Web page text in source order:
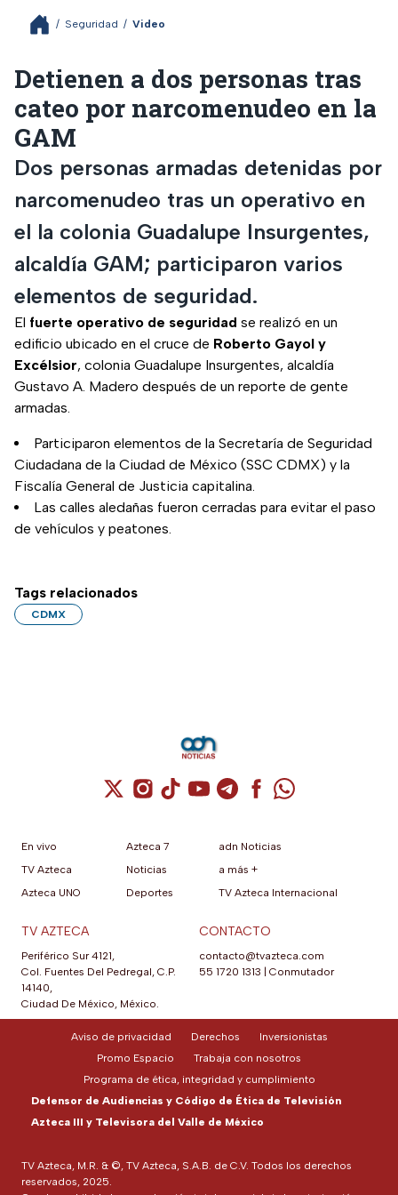
/ Seguridad / Video
Detienen a dos personas tras
cateo por narcomenudeo en la
GAM
Dos personas armadas detenidas por
narcomenudeo tras un operativo en
el la colonia Guadalupe Insurgentes,
alcaldía GAM; participaron varios
elementos de seguridad.
El fuerte operativo de seguridad se realizó en un
edificio ubicado en el cruce de Roberto Gayol y
Excélsior, colonia Guadalupe Insurgentes, alcaldía
Gustavo A. Madero después de un reporte de gente
armadas.
Participaron elementos de la Secretaría de Seguridad
Ciudadana de la Ciudad de México (SSC CDMX) y la
Fiscalía General de Justicia capitalina.
Las calles aledañas fueron cerradas para evitar el paso
de vehículos y peatones.
Tags relacionados
CDMX
Cuenta de X / Twitter (se abre en una
Cuenta de Instagram (se abre en una
Cuenta de TikTok (se abre en
Cuenta de YouTube (se abre
Cuenta de Telegram (se
Cuenta de
Cuenta de
En vivo
TV Azteca
Azteca UNO
Azteca 7
Noticias
Deportes
adn Noticias
a más +
TV Azteca Internacional
TV AZTECA
Periférico Sur 4121,
Col. Fuentes Del Pedregal, C.P.
14140,
Ciudad De México, México.
CONTACTO
contacto@tvazteca.com
55 1720 1313 | Conmutador
TV Azteca, M.R. & ©, TV Azteca, S.A.B. de C.V. Todos los derechos
reservados, 2025.
Aviso de privacidad Derechos
Inversionistas
Promo Espacio
Trabaja con nosotros
Programa de ética, integridad y cumplimiento
Defensor de Audiencias y Código de Ética de Televisión
Azteca III y Televisora del Valle de México